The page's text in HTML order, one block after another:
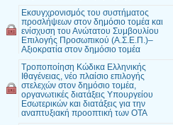
Εκσυγχρονισμός του συστήματος
προσλήψεων στον δημόσιο τομέα και
ενίσχυση του Ανώτατου Συμβουλίου
Επιλογής Προσωπικού (Α.Σ.Ε.Π.)–
Αξιοκρατία στον δημόσιο τομέα
Τροποποίηση Κώδικα Ελληνικής
Ιθαγένειας, νέο πλαίσιο επιλογής
στελεχών στον δημόσιο τομέα,
οργανωτικές διατάξεις Υπουργείου
Εσωτερικών και διατάξεις για την
αναπτυξιακή προοπτική των ΟΤΑ